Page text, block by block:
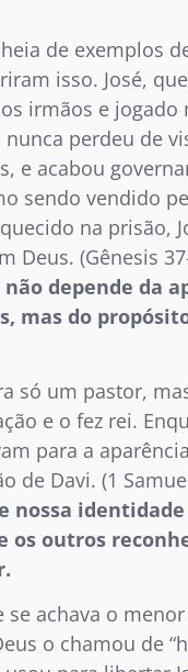
de exemplos
isso. José,
irmãos e jogado
nunca perdeu de
e acabou
sendo vendido
na prisão,
Deus. (Gênesis
depende da
mas do
só um pastor,
e o fez rei.
para a
de Davi. (1
nossa
os outros
se achava o
o chamou de